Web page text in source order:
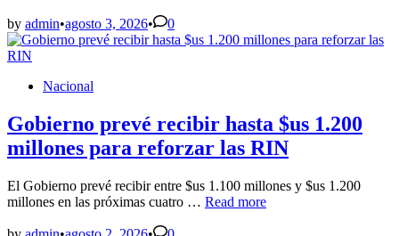
abren
el
50/50
by admin•agosto 3, 2026• 0
PostedNacional
Gobierno prevé recibir hasta $us 1.200
millones para reforzar las RIN
El Gobierno prevé recibir entre $us 1.100 millones y $us 1.200
millones en las próximas cuatro … Gobierno
Read more